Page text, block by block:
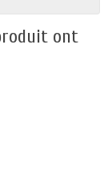
ont